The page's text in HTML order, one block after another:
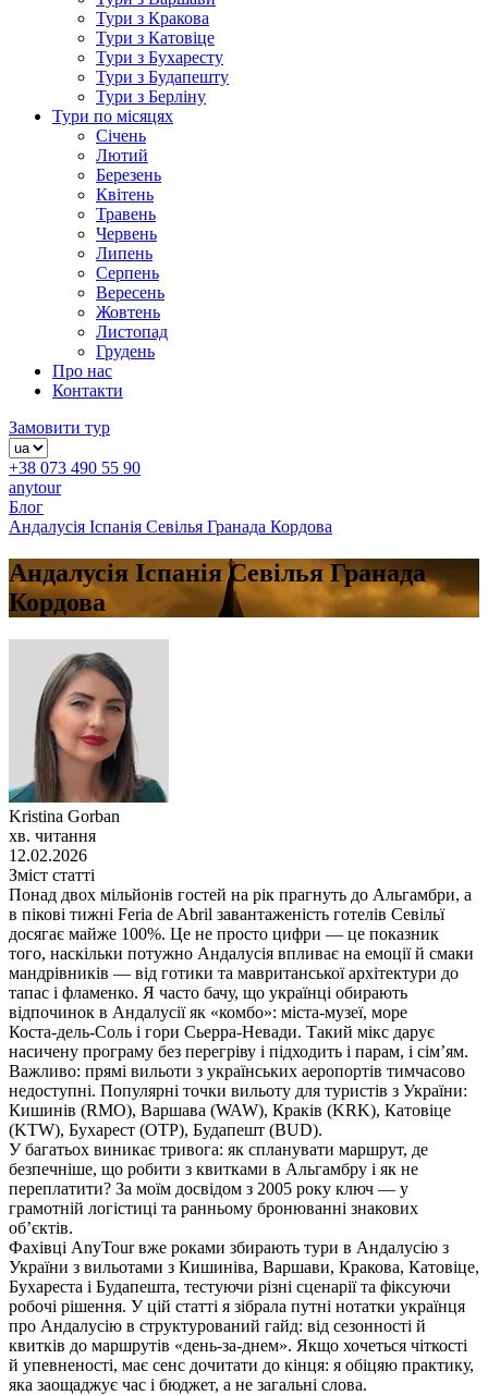
Тури з Кракова
Тури з Катовіце
Тури з Бухаресту
Тури з Будапешту
Тури з Берліну
Тури по місяцях
Січень
Лютий
Березень
Квітень
Травень
Червень
Липень
Серпень
Вересень
Жовтень
Листопад
Грудень
Про нас
Контакти
Замовити тур
+38 073 490 55 90
anytour
Блог
Андалусія Іспанія Севілья Гранада Кордова
Андалусія Іспанія Севілья Гранада
Кордова
Kristina Gorban
хв. читання
12.02.2026
Зміст статті
Понад двох мільйонів гостей на рік прагнуть до Альгамбри, а
в пікові тижні Feria de Abril завантаженість готелів Севільї
досягає майже 100%. Це не просто цифри — це показник
того, наскільки потужно Андалусія впливає на емоції й смаки
мандрівників — від готики та мавританської архітектури до
тапас і фламенко. Я часто бачу, що українці обирають
відпочинок в Андалусії як «комбо»: міста‑музеї, море
Коста‑дель‑Соль і гори Сьерра‑Невади. Такий мікс дарує
насичену програму без перегріву і підходить і парам, і сім’ям.
Важливо: прямі вильоти з українських аеропортів тимчасово
недоступні. Популярні точки вильоту для туристів з України:
Кишинів (RMO), Варшава (WAW), Краків (KRK), Катовіце
(KTW), Бухарест (OTP), Будапешт (BUD).
У багатьох виникає тривога: як спланувати маршрут, де
безпечніше, що робити з квитками в Альгамбру і як не
переплатити? За моїм досвідом з 2005 року ключ — у
грамотній логістиці та ранньому бронюванні знакових
об’єктів.
Фахівці AnyTour вже роками збирають тури в Андалусію з
України з вильотами з Кишинівa, Варшави, Кракова, Катовіце,
Бухареста і Будапешта, тестуючи різні сценарії та фіксуючи
робочі рішення. У цій статті я зібрала путні нотатки українця
про Андалусію в структурований гайд: від сезонності й
квитків до маршрутів «день‑за‑днем». Якщо хочеться чіткості
й упевненості, має сенс дочитати до кінця: я обіцяю практику,
яка заощаджує час і бюджет, а не загальні слова.